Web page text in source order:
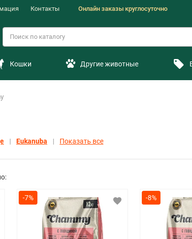
Контакты Онлайн заказы круглосуточно
Кошки Другие животные
Eukanuba Показать все
-7% -8%